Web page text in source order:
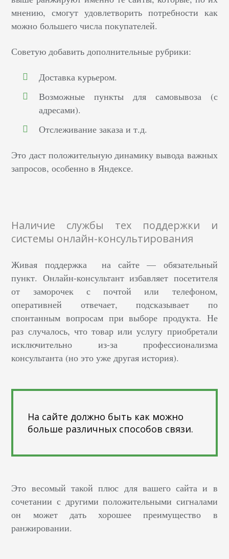
мнению, смогут удовлетворить потребности как
можно большего числа покупателей.
Советую добавить дополнительные рубрики:
Доставка курьером.
Возможные пункты для самовывоза (с
адресами).
Отслеживание заказа и т.д.
Это даст положительную динамику вывода важных
запросов, особенно в Яндексе.
Наличие службы тех поддержки и
системы онлайн-консультирования
Живая поддержка на сайте — обязательный
пункт. Онлайн-консультант избавляет посетителя
от заморочек с почтой или телефоном,
оперативней отвечает, подсказывает по
спонтанным вопросам при выборе продукта. Не
раз случалось, что товар или услугу приобретали
исключительно из-за профессионализма
консультанта (но это уже другая история).
На сайте должно быть как можно
больше различных способов связи.
Это весомый такой плюс для вашего сайта и в
сочетании с другими положительными сигналами
он может дать хорошее преимущество в
ранжировании.